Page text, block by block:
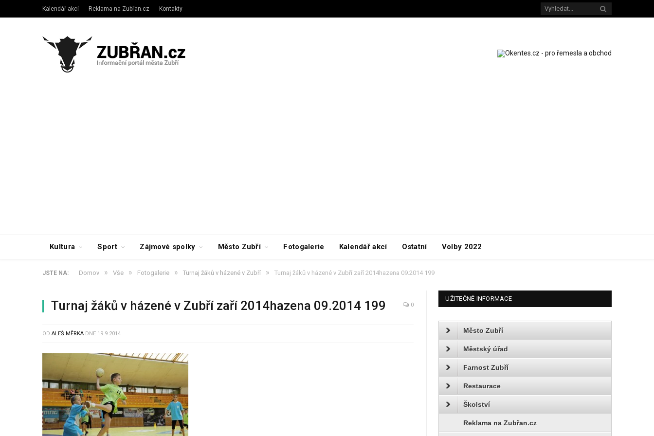
Kalendář akcí Reklama na Zubřan.cz Kontakty
Kultura Sport Zájmové spolky Město Zubří Fotogalerie Kalendář akcí Ostatní Volby 2022
JSTE NA: Domov » Vše » Fotogalerie » Turnaj žáků v házené v Zubří » Turnaj žáků v házené v Zubří zaří 2014hazena 09.2014 199
Turnaj žáků v házené v Zubří zaří 2014hazena 09.2014 199 0
OD ALEŠ MĚRKA DNE 19.9.2014
UŽITEČNÉ INFORMACE
Město Zubří
Městský úřad
Farnost Zubří
Restaurace
Školství
Reklama na Zubřan.cz